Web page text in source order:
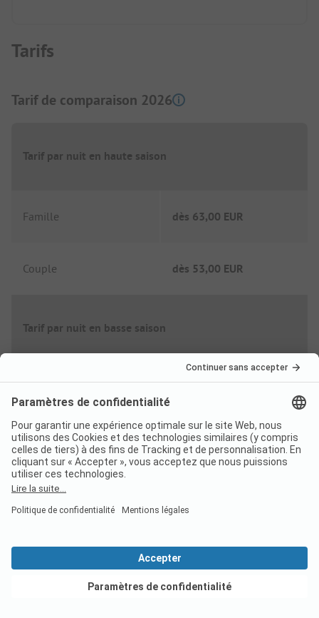
Tarifs
Tarif de comparaison 2026
Tarif par nuit en haute saison
Famille dès 63,00 EUR
Couple dès 53,00 EUR
Tarif par nuit en basse saison
Couple dès36,00 EUR
Non inclus
Voir les offres